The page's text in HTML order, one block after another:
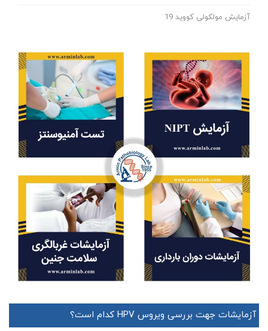
آزمایش مولکولی کووید 19
آزمایشات جهت بررسی ویروس HPV کدام است؟